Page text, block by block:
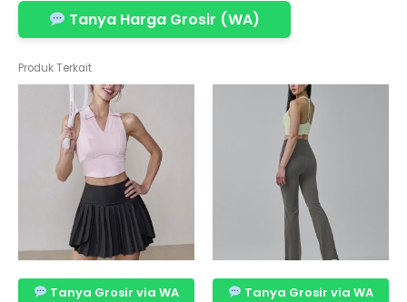
Tanya Harga Grosir (WA)
Produk Terkait
Tanya Grosir via WA Tanya Grosir via WA